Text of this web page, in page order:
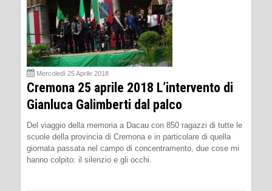
Mercoledì 25 Aprile 2018
Cremona 25 aprile 2018 L’intervento di
Gianluca Galimberti dal palco
Del viaggio della memoria a Dacau con 850 ragazzi di tutte le
scuole della provincia di Cremona e in particolare di quella
giornata passata nel campo di concentramento, due cose mi
hanno colpito: il silenzio e gli occhi.